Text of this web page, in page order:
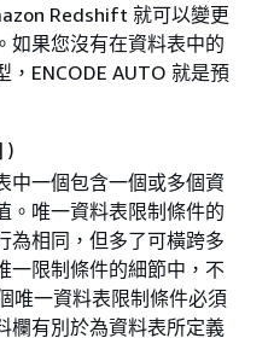
Redshift 就可以變更
如果您沒有在資料表中的
ENCODE AUTO 就是預
)
中一個包含一個或多個資
。唯一資料表限制條件的
為相同，但多了可橫跨多
一限制條件的細節中，不
唯一資料表限制條件必須
欄有別於為資料表所定義